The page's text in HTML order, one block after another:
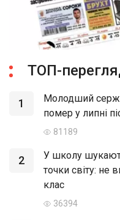
ТОП-
1
Молодший
помер у липні
81189
2
У школу
точки світу: не
клас
36394